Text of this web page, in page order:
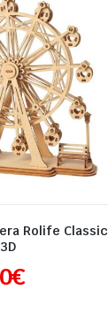
Rolife Classic
€